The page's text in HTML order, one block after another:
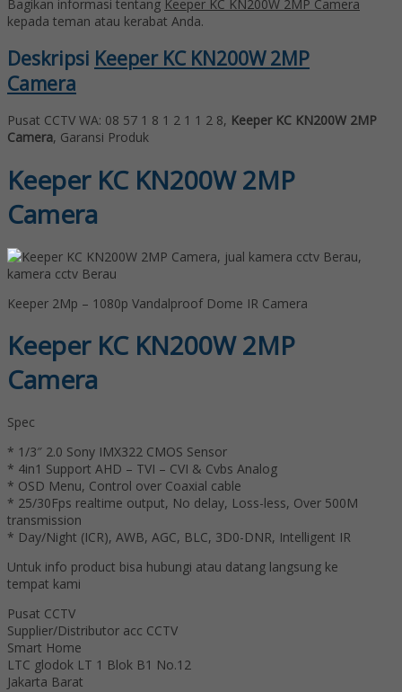
Bagikan informasi tentang Keeper KC KN200W 2MP Camera
kepada teman atau kerabat Anda.
Deskripsi Keeper KC KN200W 2MP
Camera
Pusat CCTV WA: 08 57 1 8 1 2 1 1 2 8, Keeper KC KN200W 2MP
Camera, Garansi Produk
Keeper KC KN200W 2MP
Camera
Keeper 2Mp – 1080p Vandalproof Dome IR Camera
Keeper KC KN200W 2MP
Camera
Spec
* 1/3″ 2.0 Sony IMX322 CMOS Sensor
* 4in1 Support AHD – TVI – CVI & Cvbs Analog
* OSD Menu, Control over Coaxial cable
* 25/30Fps realtime output, No delay, Loss-less, Over 500M
transmission
* Day/Night (ICR), AWB, AGC, BLC, 3D0-DNR, Intelligent IR
Untuk info product bisa hubungi atau datang langsung ke
tempat kami
Pusat CCTV
Supplier/Distributor acc CCTV
Smart Home
LTC glodok LT 1 Blok B1 No.12
Jakarta Barat